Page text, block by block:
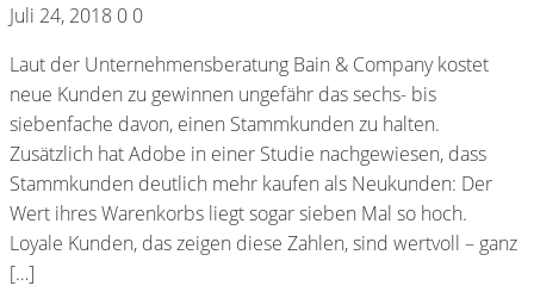
Juli 24, 2018 0 0
Laut der Unternehmensberatung Bain & Company kostet
neue Kunden zu gewinnen ungefähr das sechs- bis
siebenfache davon, einen Stammkunden zu halten.
Zusätzlich hat Adobe in einer Studie nachgewiesen, dass
Stammkunden deutlich mehr kaufen als Neukunden: Der
Wert ihres Warenkorbs liegt sogar sieben Mal so hoch.
Loyale Kunden, das zeigen diese Zahlen, sind wertvoll – ganz
[…]